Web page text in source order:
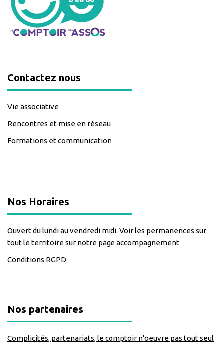
Contactez nous
Vie associative
Rencontres et mise en réseau
Formations et communication
Nos Horaires
Ouvert du lundi au vendredi midi. Voir les permanences sur
tout le territoire sur notre page accompagnement
Conditions RGPD
Nos partenaires
Complicités, partenariats, le comptoir n'oeuvre pas tout seul